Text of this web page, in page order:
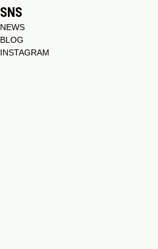
SNS
NEWS
BLOG
INSTAGRAM